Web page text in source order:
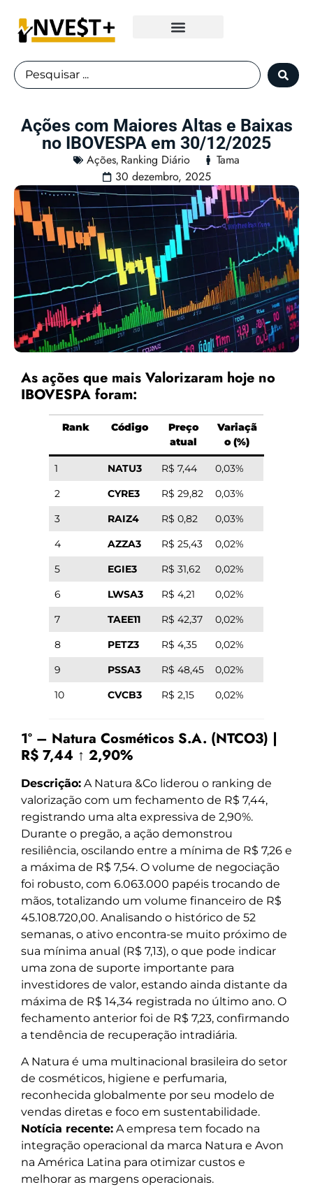
Ações com Maiores Altas e Baixas
no IBOVESPA em 30/12/2025
Ações, Ranking Diário
Tama
30 dezembro, 2025
As ações que mais Valorizaram hoje no
IBOVESPA foram:
Rank Código
Preço
atual
Variaçã
o (%)
1 NATU3 R$ 7,44
0,03%
2
CYRE3 R$ 29,82
0,03%
3
RAIZ4 R$ 0,82
0,03%
4
AZZA3 R$ 25,43
0,02%
5
EGIE3 R$ 31,62
0,02%
6
LWSA3 R$ 4,21
0,02%
7
TAEE11 R$ 42,37
0,02%
8
PETZ3 R$ 4,35
0,02%
9
PSSA3 R$ 48,45
0,02%
10
CVCB3 R$ 2,15 0,02%
1º – Natura Cosméticos S.A. (NTCO3) |
R$ 7,44 ↑ 2,90%
Descrição: A Natura &Co liderou o ranking de
valorização com um fechamento de R$ 7,44,
registrando uma alta expressiva de 2,90%.
Durante o pregão, a ação demonstrou
resiliência, oscilando entre a mínima de R$ 7,26 e
a máxima de R$ 7,54. O volume de negociação
foi robusto, com 6.063.000 papéis trocando de
mãos, totalizando um volume financeiro de R$
45.108.720,00. Analisando o histórico de 52
semanas, o ativo encontra-se muito próximo de
sua mínima anual (R$ 7,13), o que pode indicar
uma zona de suporte importante para
investidores de valor, estando ainda distante da
máxima de R$ 14,34 registrada no último ano. O
fechamento anterior foi de R$ 7,23, confirmando
a tendência de recuperação intradiária.
A Natura é uma multinacional brasileira do setor
de cosméticos, higiene e perfumaria,
reconhecida globalmente por seu modelo de
vendas diretas e foco em sustentabilidade.
Notícia recente: A empresa tem focado na
integração operacional da marca Natura e Avon
na América Latina para otimizar custos e
melhorar as margens operacionais.